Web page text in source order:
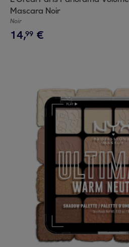
Mascara Noir
Noir
14,99 €